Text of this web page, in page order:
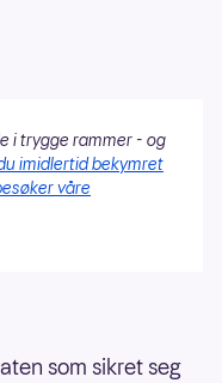
i trygge rammer - og
imidlertid bekymret
våre
som sikret seg